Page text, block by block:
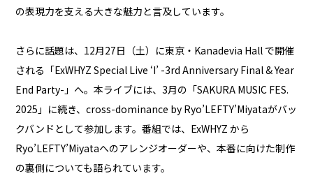
の表現力を支える大きな魅力と言及しています。
さらに話題は、12月27日（土）に東京・Kanadevia Hall で開催
される「ExWHYZ Special Live ‘I’ -3rd Anniversary Final & Year
End Party-」へ。本ライブには、3月の「SAKURA MUSIC FES.
2025」に続き、cross-dominance by Ryo’LEFTY’Miyataがバッ
クバンドとして参加します。番組では、ExWHYZ から
Ryo’LEFTY’Miyataへのアレンジオーダーや、本番に向けた制作
の裏側についても語られています。